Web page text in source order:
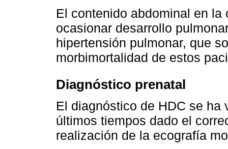
El contenido abdominal en
ocasionar desarrollo
hipertensión pulmonar, que
morbimortalidad de estos
Diagnóstico prenatal
El diagnóstico de HDC se
últimos tiempos dado el
realización de la ecografía